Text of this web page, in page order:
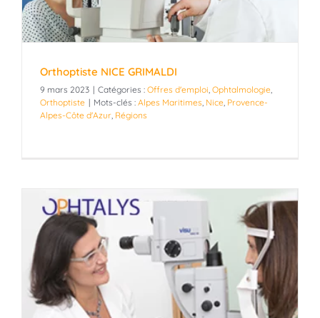
Orthoptiste NICE GRIMALDI
9 mars 2023 | Catégories : Offres d'emploi, Ophtalmologie,
Orthoptiste | Mots-clés : Alpes Maritimes, Nice, Provence-
Alpes-Côte d'Azur, Régions